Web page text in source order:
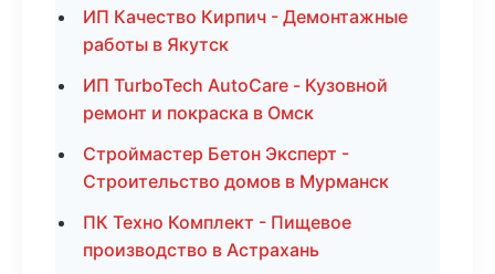
ИП Качество Кирпич - Демонтажные
работы в Якутск
ИП TurboTech AutoCare - Кузовной
ремонт и покраска в Омск
Строймастер Бетон Эксперт -
Строительство домов в Мурманск
ПК Техно Комплект - Пищевое
производство в Астрахань